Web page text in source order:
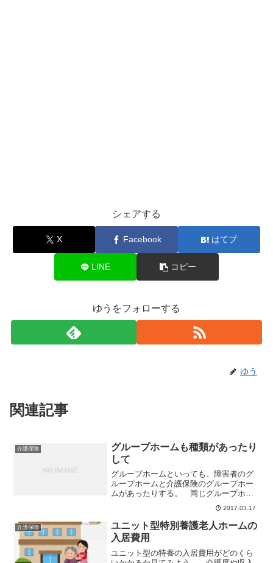
シェアする
X Facebook はてブ
LINE コピー
ゆうをフォローする
ゆう
関連記事
介護保険
グループホームも種類があったり
して
グループホームといっても、障害者のグ
ループホームと介護保険のグループホー
ムがあったりする。 同じグループホー
ムといわれるものなのだが、目的は大き
く違っていたりする。障害者福祉制度に
おけるグループホーム（共同生活援
助） 障碍者福祉制度上のグル...
2017.03.17
介護保険
ユニット型特別養護老人ホームの
入居費用
ユニット型の特養の入居費用がどのくら